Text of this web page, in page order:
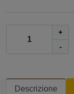
+
-
Descrizione